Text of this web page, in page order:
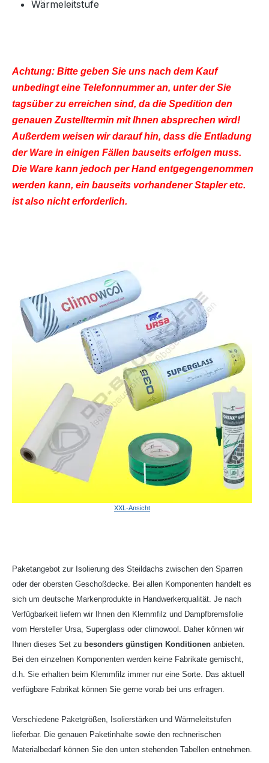
Wärmeleitstufe
Achtung: Bitte geben Sie uns nach dem Kauf
unbedingt eine Telefonnummer an, unter der Sie
tagsüber zu erreichen sind, da die Spedition den
genauen Zustelltermin mit Ihnen absprechen wird!
Außerdem weisen wir darauf hin, dass die Entladung
der Ware in einigen Fällen bauseits erfolgen muss.
Die Ware kann jedoch per Hand entgegengenommen
werden kann, ein bauseits vorhandener Stapler etc.
ist also nicht erforderlich.
XXL-Ansicht
Paketangebot zur Isolierung des Steildachs zwischen den Sparren
oder der obersten Geschoßdecke. Bei allen Komponenten handelt es
sich um deutsche Markenprodukte in Handwerkerqualität. Je nach
Verfügbarkeit liefern wir Ihnen den Klemmfilz und Dampfbremsfolie
vom Hersteller Ursa, Superglass oder climowool. Daher können wir
Ihnen dieses Set zu besonders günstigen Konditionen anbieten.
Bei den einzelnen Komponenten werden keine Fabrikate gemischt,
d.h. Sie erhalten beim Klemmfilz immer nur eine Sorte. Das aktuell
verfügbare Fabrikat können Sie gerne vorab bei uns erfragen.
Verschiedene Paketgrößen, Isolierstärken und Wärmeleitstufen
lieferbar. Die genauen Paketinhalte sowie den rechnerischen
Materialbedarf können Sie den unten stehenden Tabellen entnehmen.